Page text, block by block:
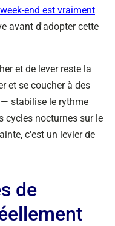
end est vraiment
avant d'adopter cette
et de lever reste la
et se coucher à des
stabilise le rythme
cycles nocturnes sur le
c'est un levier de
de